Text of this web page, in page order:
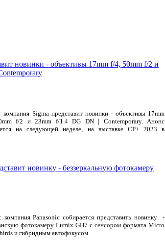
новинки - объективы 17mm f/4, 50mm f/2 и
компания Sigma представит новинки - объективы 17mm
f/2 и 23mm f/1.4 DG DN | Contemporary. Анонс
на следующей неделе, на выставке CP+ 2023 в
новинку - беззеркальную фотокамеру
компания Panasonic собирается представить новинку -
фотокамеру Lumix GH7 с сенсором формата Micro
и гибридным автофокусом.